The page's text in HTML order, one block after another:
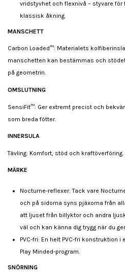
vridstyvhet och flexnivå – styvare
klassisk åkning.
MANSCHETT
Carbon Loaded™: Materialets
manschetten kan bestämmas och
på geometrin.
OMSLUTNING
SensiFit™: Ger extremt precist och
som breda fötter.
INNERSULA
Tävling: Komfort, stöd och kraftöverföring.
MÄRKE
Nocturne-reflexer: Tack vare
och på sidorna syns pjäxorna från
att ljuset från billyktor och andra
väl och kan känna dig trygg när du
PVC-fri: En helt PVC-fri konstruktion
Play Minded-program.
SNÖRNING